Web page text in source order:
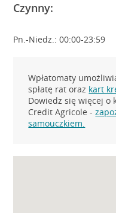
Czynny:
Pn.-Niedz.: 00:00-23:59
Wpłatomaty
spłatę rat oraz kart
Dowiedz się więcej o
Credit Agricole -
samouczkiem.